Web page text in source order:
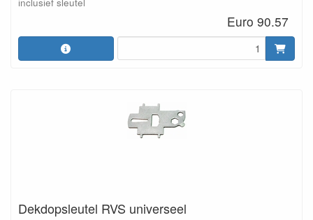
Euro 90.57
Dekdopsleutel RVS universeel